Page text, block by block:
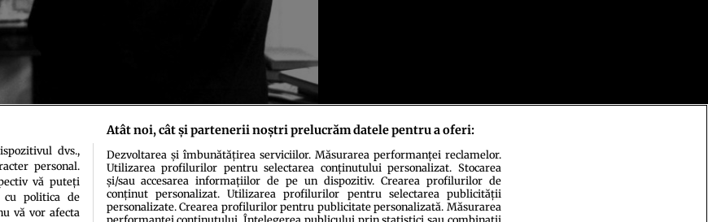
dvs.,
personal.
vă puteți
politica de
vă vor afecta
Atât noi, cât și partenerii noștri prelucrăm datele pentru a oferi:
Dezvoltarea și îmbunătățirea serviciilor. Măsurarea performanței reclamelor.
Utilizarea profilurilor pentru selectarea conținutului personalizat. Stocarea
și/sau accesarea informațiilor de pe un dispozitiv. Crearea profilurilor de
conținut personalizat. Utilizarea profilurilor pentru selectarea publicității
personalizate. Crearea profilurilor pentru publicitate personalizată. Măsurarea
performanței conținutului. Înțelegerea publicului prin statistici sau combinații